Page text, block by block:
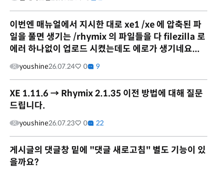
이번엔 매뉴얼에서 지시한 대로 xe1 /xe 에 압축된 파
일을 풀면 생기는 /rhymix 의 파일들을 다 filezilla 로
에러 하나없이 업로드 시켰는데도 에로가 생기네요...
youshine26.07.24 0 9
XE 1.11.6 → Rhymix 2.1.35 이전 방법에 대해 질문
드립니다.
youshine26.07.23 0 22
게시글의 댓글창 밑에 "댓글 새로고침" 별도 기능이 있
을까요?